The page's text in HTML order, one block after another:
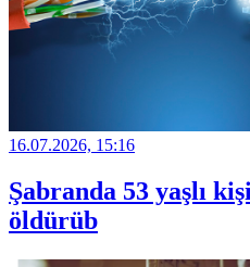
16.07.2026, 15:16
Şabranda 53 yaşlı
öldürüb